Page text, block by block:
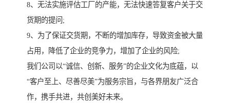
8、无法实施评估工厂的产能，无法快速答复客户关于交
货期的提问;
9、为了保证交货期，不断的增加库存，导致资金被大量
占用，降低了企业的竞争力，增加了企业的风险;
我们公司以“诚信、创新、服务”的企业文化为底蕴，以
“客户至上、尽善尽美”为服务宗旨，与各界朋友广泛合
作，携手共进，共创美好未来。